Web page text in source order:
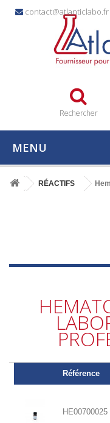
contact@atlanticlabo.fr
Rechercher
MENU
RÉACTIFS
Référence
HE00700025